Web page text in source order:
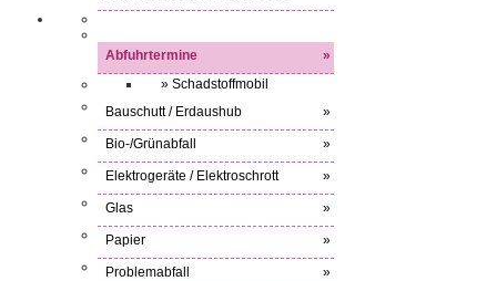
Abfuhrtermine
»
» Schadstoffmobil
Bauschutt / Erdaushub
»
Bio-/Grünabfall »
Elektrogeräte / Elektroschrott »
Glas »
Papier »
Problemabfall »